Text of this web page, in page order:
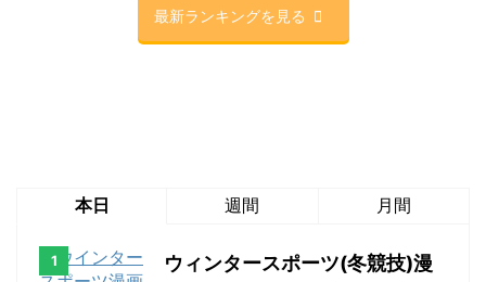
最新ランキングを見る
本日 週間 月間
ウィンタースポーツ(冬競技)漫